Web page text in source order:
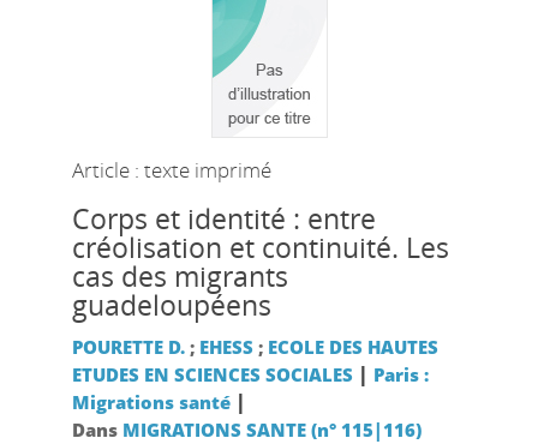
Article : texte imprimé
Corps et identité : entre
créolisation et continuité. Les
cas des migrants
guadeloupéens
POURETTE D.; EHESS; ECOLE DES HAUTES
ETUDES EN SCIENCES SOCIALES | Paris :
Migrations santé|
Dans MIGRATIONS SANTE (n° 115|116)